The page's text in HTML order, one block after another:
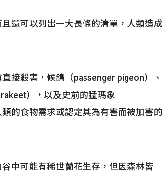
還可以列出一大長條的清單，人類造成
接殺害，候鴿（passenger pigeon）、
），以及史前的猛瑪象
的食物需求或認定其為有害而被加害的
中可能有稀世蘭花生存，但因森林皆